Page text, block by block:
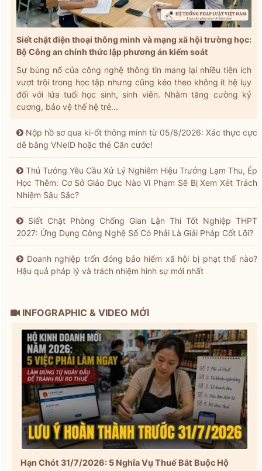
Siết chặt điện thoại thông minh và mạng xã hội trường học:
Bộ Công an chính thức lập phương án kiểm soát
Sự bùng nổ của công nghệ thông tin mang lại nhiều tiện ích
vượt trội trong học tập nhưng cũng kéo theo không ít hệ lụy
đối với lứa tuổi học sinh, sinh viên. Nhằm tăng cường kỷ
cương, bảo vệ thế hệ trẻ...
Nộp hồ sơ qua ki-ốt thông minh từ 05/8/2026: Xác thực cực
dễ bằng VNeID hoặc thẻ Căn cước!
Thủ Tướng Yêu Cầu Xử Lý Nghiêm Hiệu Trưởng Lạm Thu, Ép
Học Thêm: Cơ Sở Giáo Dục Nào Vi Phạm Sẽ Bị Xem Xét Trách
Nhiệm Sâu Sắc?
Siết Chặt Phòng Chống Gian Lận Thi Tốt Nghiệp THPT
2027: Ứng Dụng Công Nghệ Số Có Phải Là Giải Pháp Cốt Lõi?
Doanh nghiệp trốn đóng bảo hiểm xã hội bị phạt thế nào?
Hậu quả pháp lý và trách nhiệm hình sự mới nhất
INFOGRAPHIC & VIDEO MỚI
Hạn Chót 31/7/2026: 5 Nghĩa Vụ Thuế Bắt Buộc Hộ